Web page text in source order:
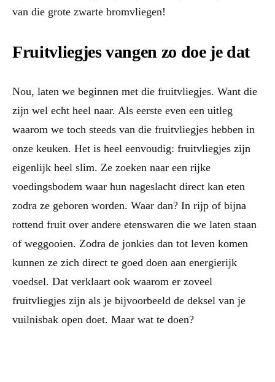
van die grote zwarte bromvliegen!
Fruitvliegjes vangen zo doe je dat
Nou, laten we beginnen met die fruitvliegjes. Want die
zijn wel echt heel naar. Als eerste even een uitleg
waarom we toch steeds van die fruitvliegjes hebben in
onze keuken. Het is heel eenvoudig: fruitvliegjes zijn
eigenlijk heel slim. Ze zoeken naar een rijke
voedingsbodem waar hun nageslacht direct kan eten
zodra ze geboren worden. Waar dan? In rijp of bijna
rottend fruit over andere etenswaren die we laten staan
of weggooien. Zodra de jonkies dan tot leven komen
kunnen ze zich direct te goed doen aan energierijk
voedsel. Dat verklaart ook waarom er zoveel
fruitvliegjes zijn als je bijvoorbeeld de deksel van je
vuilnisbak open doet. Maar wat te doen?